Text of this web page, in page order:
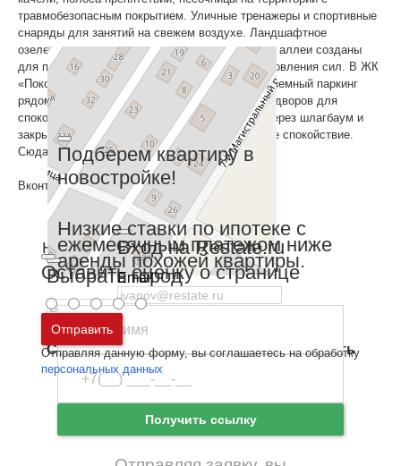
Выбрать город
Москва и
Московская область
Санкт-Петербург иЛенинградская область
Вход на Restate.ru
Email
Пароль
Войти Забыли пароль
Ещё нет аккаунта?
Зарегистрироваться
травмобезопасным покрытием. Уличные тренажеры и спортивные
снаряды для занятий на свежем воздухе. Ландшафтное
озеленение, аккуратные газоны, зоны отдыха и аллеи созданы
для приятных моментов на прогулке и восстановления сил. В ЖК
«Поколение» предусмотрен вместительный наземный паркинг
рядом с домами, но за пределами внутренних дворов для
спокойствия и безопасности жителей. Въезд через шлагбаум и
закрытая территория будут гарантировать ваше спокойствие.
Сюда не зайдут случайные люди.
Вконтакте
На карте
Подберем квартиру в
новостройке!
Низкие ставки по ипотеке с
ежемесячным платежом ниже
аренды похожей квартиры.
Получить ссылку
Оставить оценку о странице
Отправить
Отправляя данную форму, вы соглашаетесь на обработку
персональных данных